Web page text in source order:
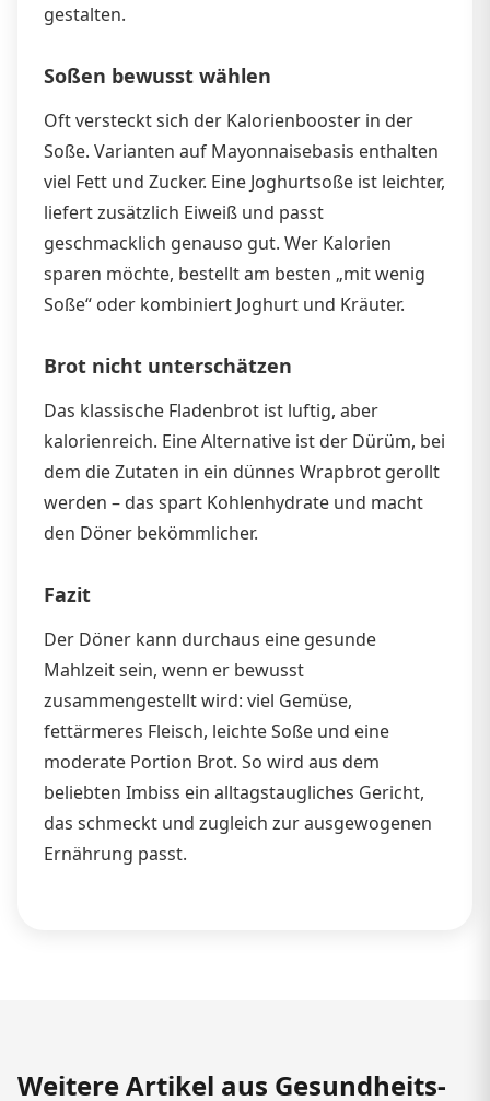
gestalten.
Soßen bewusst wählen
Oft versteckt sich der Kalorienbooster in der
Soße. Varianten auf Mayonnaisebasis enthalten
viel Fett und Zucker. Eine Joghurtsoße ist leichter,
liefert zusätzlich Eiweiß und passt
geschmacklich genauso gut. Wer Kalorien
sparen möchte, bestellt am besten „mit wenig
Soße“ oder kombiniert Joghurt und Kräuter.
Brot nicht unterschätzen
Das klassische Fladenbrot ist luftig, aber
kalorienreich. Eine Alternative ist der Dürüm, bei
dem die Zutaten in ein dünnes Wrapbrot gerollt
werden – das spart Kohlenhydrate und macht
den Döner bekömmlicher.
Fazit
Der Döner kann durchaus eine gesunde
Mahlzeit sein, wenn er bewusst
zusammengestellt wird: viel Gemüse,
fettärmeres Fleisch, leichte Soße und eine
moderate Portion Brot. So wird aus dem
beliebten Imbiss ein alltagstaugliches Gericht,
das schmeckt und zugleich zur ausgewogenen
Ernährung passt.
Weitere Artikel aus Gesundheits-